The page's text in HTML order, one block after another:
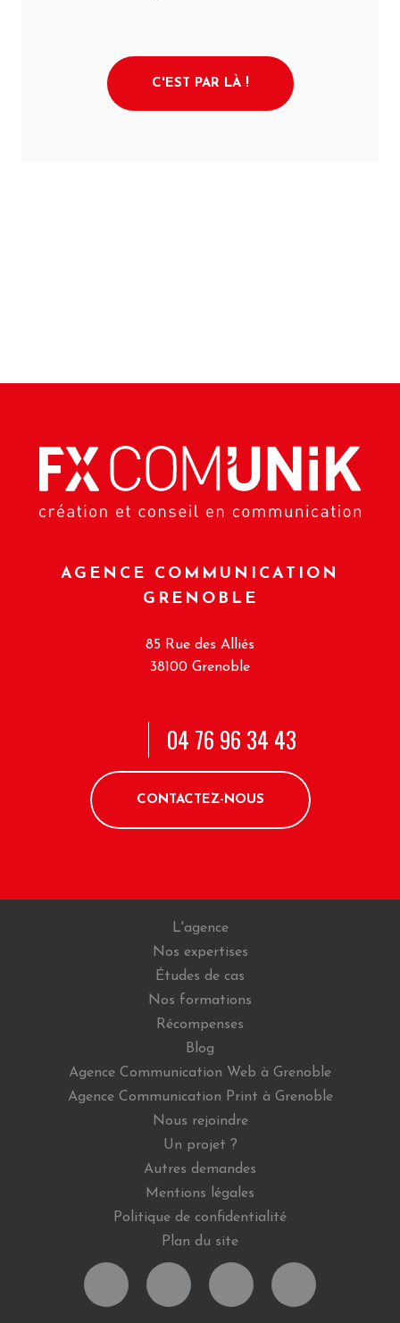
C'EST PAR LÀ !
AGENCE COMMUNICATION
GRENOBLE
85 Rue des Alliés
38100 Grenoble
04 76 96 34 43
CONTACTEZ-NOUS
L'agence
Nos expertises
Études de cas
Nos formations
Récompenses
Blog
Agence Communication Web à Grenoble
Agence Communication Print à Grenoble
Nous rejoindre
Un projet ?
Autres demandes
Mentions légales
Politique de confidentialité
Plan du site